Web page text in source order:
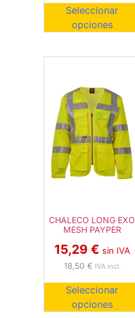
Seleccionar
opciones
CHALECO LONG EXO
MESH PAYPER
15,29 € sin IVA
18,50 € IVA incl.
Seleccionar
opciones